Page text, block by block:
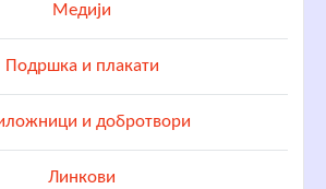
Медији
Подршка и плакати
и добротвори
Линкови